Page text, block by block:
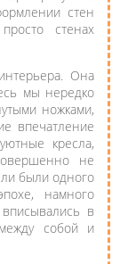
стен
стенах
Она
мы нередко
ножками,
впечатление
кресла,
не
были одного
намного
в
собой и